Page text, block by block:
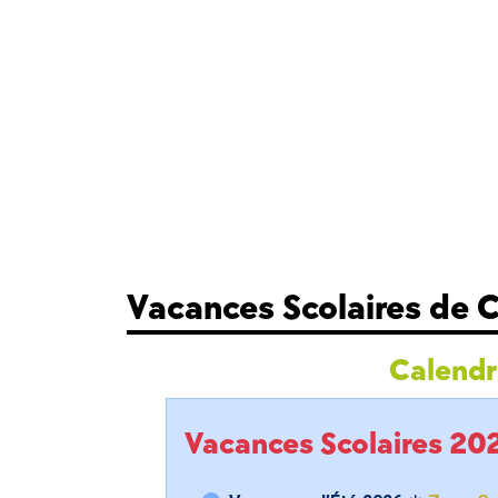
Vacances Scolaires de
Vacances Scolaires